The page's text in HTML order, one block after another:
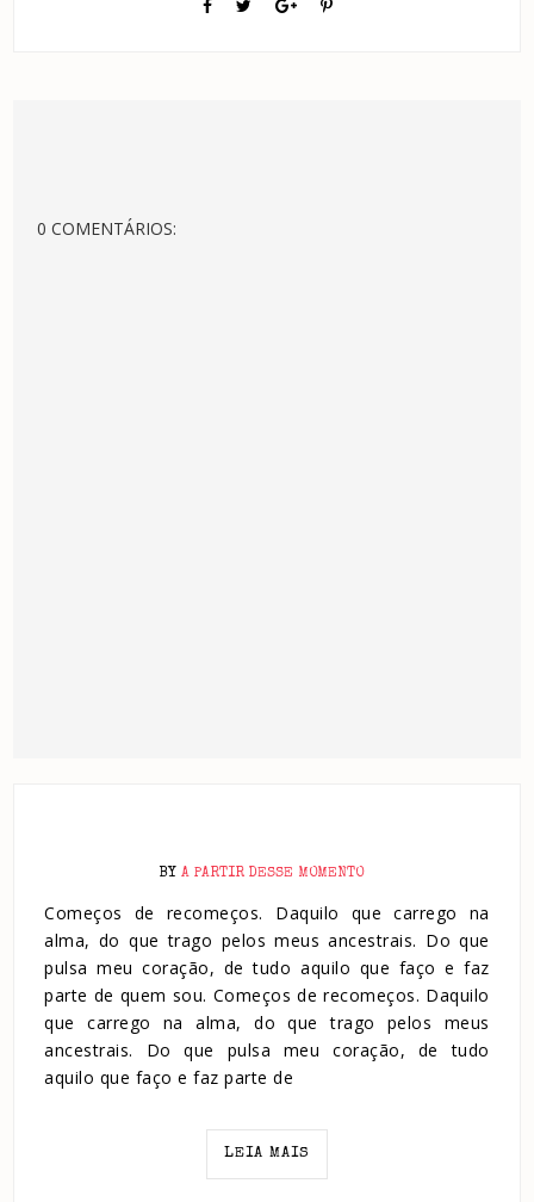
0 COMENTÁRIOS:
BY A PARTIR DESSE MOMENTO
Começos de recomeços. Daquilo que carrego na
alma, do que trago pelos meus ancestrais. Do que
pulsa meu coração, de tudo aquilo que faço e faz
parte de quem sou. Começos de recomeços. Daquilo
que carrego na alma, do que trago pelos meus
ancestrais. Do que pulsa meu coração, de tudo
aquilo que faço e faz parte de
LEIA MAIS